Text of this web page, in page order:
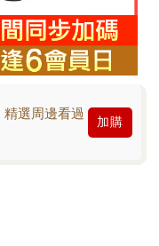
選周邊看過
加購